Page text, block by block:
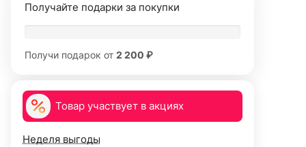
Получайте подарки за покупки
Получи подарок от 2 200 ₽
Товар участвует в акциях
Неделя выгоды